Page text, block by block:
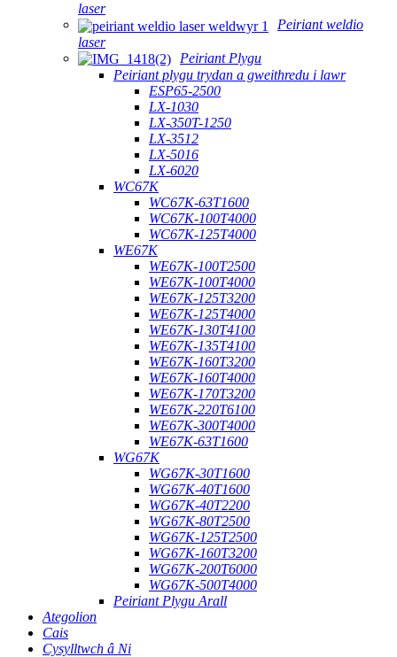
laser
Peiriant weldio
laser
Peiriant Plygu
Peiriant plygu trydan a gweithredu i lawr
ESP65-2500
LX-1030
LX-350T-1250
LX-3512
LX-5016
LX-6020
WC67K
WC67K-63T1600
WC67K-100T4000
WC67K-125T4000
WE67K
WE67K-100T2500
WE67K-100T4000
WE67K-125T3200
WE67K-125T4000
WE67K-130T4100
WE67K-135T4100
WE67K-160T3200
WE67K-160T4000
WE67K-170T3200
WE67K-220T6100
WE67K-300T4000
WE67K-63T1600
WG67K
WG67K-30T1600
WG67K-40T1600
WG67K-40T2200
WG67K-80T2500
WG67K-125T2500
WG67K-160T3200
WG67K-200T6000
WG67K-500T4000
Peiriant Plygu Arall
Ategolion
Cais
Cysylltwch â Ni